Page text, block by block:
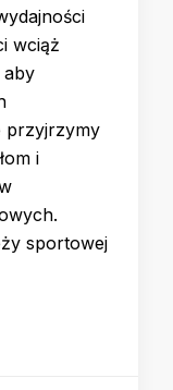
wciąż
aby
przyjrzymy
i
sportowej